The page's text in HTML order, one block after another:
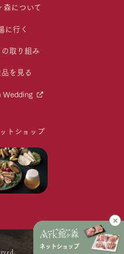
ネットショップ
森について
に行く
取り組み
を見る
Wedding
トショップ